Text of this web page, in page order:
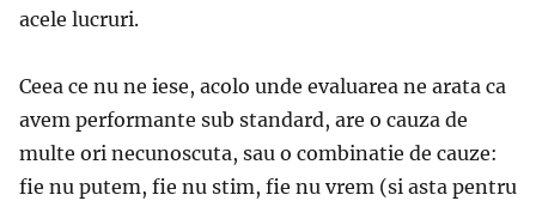
acele lucruri.
Ceea ce nu ne iese, acolo unde evaluarea ne arata ca
avem performante sub standard, are o cauza de
multe ori necunoscuta, sau o combinatie de cauze:
fie nu putem, fie nu stim, fie nu vrem (si asta pentru